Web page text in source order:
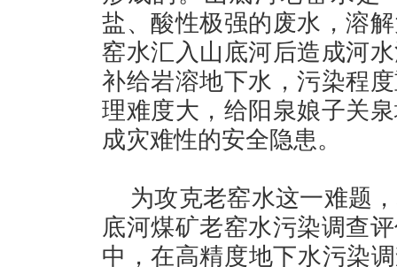
盐、酸性极强的废水，溶
窑水汇入山底河后造成河
补给岩溶地下水，污染程
理难度大，给阳泉娘子关
成灾难性的安全隐患。
为攻克老窑水这一难题
底河煤矿老窑水污染调查
中，在高精度地下水污染